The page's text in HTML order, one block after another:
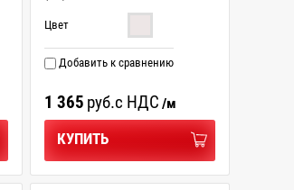
Добавить к сравнению
Цвет
1 365 руб.с НДС /м
КУПИТЬ